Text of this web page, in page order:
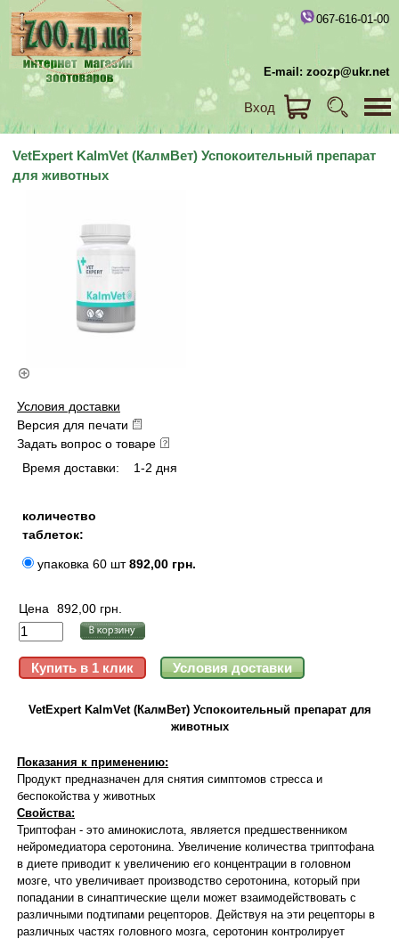
067-616-01-00
E-mail: zoozp@ukr.net
Вход
VetExpert KalmVet (КалмВет) Успокоительный препарат
для животных
Условия доставки
Версия для печати
Задать вопрос о товаре
Время доставки:
1-2 дня
количество
таблеток:
упаковка 60 шт892,00 грн.
Цена 892,00 грн.
VetExpert KalmVet (КалмВет) Успокоительный препарат для
животных
Показания к применению:
Продукт предназначен для снятия симптомов стресса и
беспокойства у животных
Свойства:
Триптофан - это аминокислота, является предшественником
нейромедиатора серотонина. Увеличение количества триптофана
в диете приводит к увеличению его концентрации в головном
мозге, что увеличивает производство серотонина, который при
попадании в синаптические щели может взаимодействовать с
различными подтипами рецепторов. Действуя на эти рецепторы в
различных частях головного мозга, серотонин контролирует